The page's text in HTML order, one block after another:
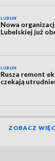
LUBLIN
Nowa
Lubelskiej już
LUBLIN
Rusza remont
czekają
ZOBACZ